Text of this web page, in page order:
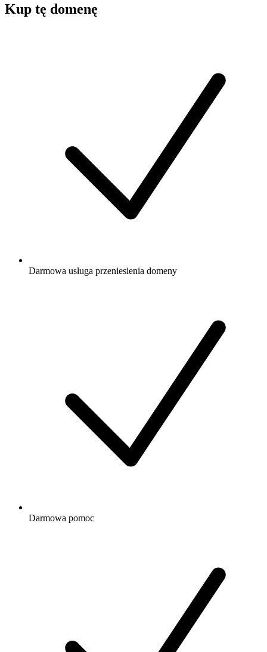
Kup tę domenę
Darmowa usługa przeniesienia domeny
Darmowa pomoc